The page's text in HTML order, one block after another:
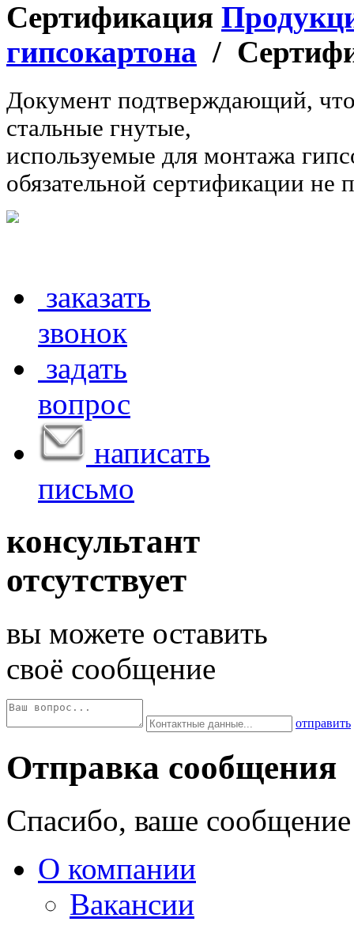
Сертификация
гипсокартона /
Документ подтверждающий,
стальные гнутые,
используемые для монтажа
обязательной сертификации не
заказать
звонок
задать
вопрос
написать
письмо
консультант
отсутствует
вы можете оставить
своё сообщение
отправить
Отправка сообщения
Спасибо, ваше сообщение
О компании
Вакансии